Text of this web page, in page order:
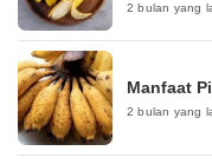
2 bulan yang
Manfaat
2 bulan yang